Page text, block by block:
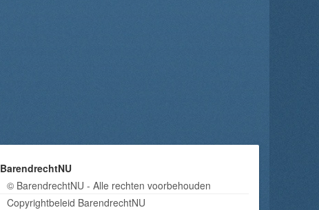
BarendrechtNU
© BarendrechtNU - Alle rechten voorbehouden
Copyrightbeleid BarendrechtNU